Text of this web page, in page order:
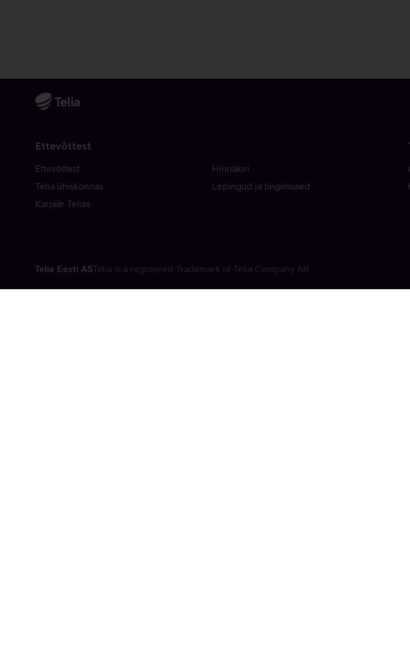
Ettevõttest
Ettevõttest
Telia ühiskonnas
Karjäär Telias
Hinnakiri
Lepingud ja tingimused
Telia Eesti ASTelia is a registered Trademark of Telia Company AB